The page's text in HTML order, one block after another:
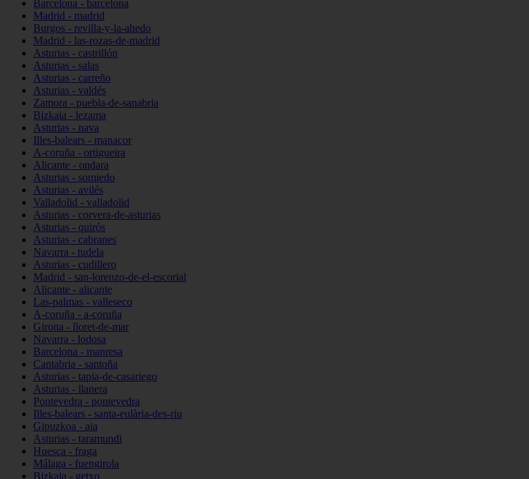
Barcelona - barcelona
Madrid - madrid
Burgos - revilla-y-la-ahedo
Madrid - las-rozas-de-madrid
Asturias - castrillón
Asturias - salas
Asturias - carreño
Asturias - valdés
Zamora - puebla-de-sanabria
Bizkaia - lezama
Asturias - nava
Illes-balears - manacor
A-coruña - ortigueira
Alicante - ondara
Asturias - somiedo
Asturias - avilés
Valladolid - valladolid
Asturias - corvera-de-asturias
Asturias - quirós
Asturias - cabranes
Navarra - tudela
Asturias - cudillero
Madrid - san-lorenzo-de-el-escorial
Alicante - alicante
Las-palmas - valleseco
A-coruña - a-coruña
Girona - lloret-de-mar
Navarra - lodosa
Barcelona - manresa
Cantabria - santoña
Asturias - tapia-de-casariego
Asturias - llanera
Pontevedra - pontevedra
Illes-balears - santa-eulària-des-riu
Gipuzkoa - aia
Asturias - taramundi
Huesca - fraga
Málaga - fuengirola
Bizkaia - getxo